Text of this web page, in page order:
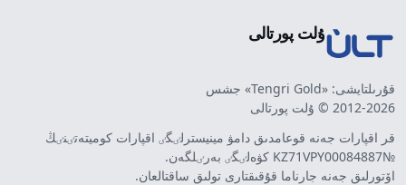
ۇلت پورتالى
قۇرىلتايشى: «Tengri Gold» جشس
2012-2026 © ۇلت پورتالى
قر اقپارات جەنە قوعامدىق دامۋ مينيسترلٸگٸ اقپارات كوميتەتٸنٸڭ
№KZ71VPY00084887 كۋەلٸگٸ بەرٸلگەن.
اۆتورلىق جەنە جارناما قۇقىقتارى تولىق ساقتالعان.